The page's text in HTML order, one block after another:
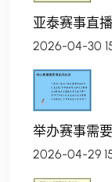
亚泰赛事直
2026-04-30
举办赛事需
2026-04-29